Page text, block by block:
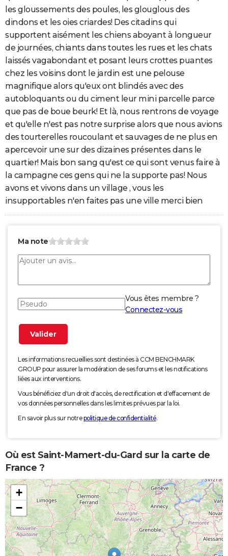
les gloussements des poules, les glouglous des
dindons et les oies criardes! Des citadins qui
supportent aisément les chiens aboyant à longueur
de journées, chiants dans toutes les rues et les chats
laissés vagabondant et posant leurs crottes puantes
chez les voisins dont le jardin est une pelouse
magnifique alors qu'eux ont blindés avec des
autobloquants ou du ciment leur mini parcelle parce
que pas de boue beurk! Et là, nous rentrons de voyage
et qu'elle n'est pas notre surprise alors que nous avions
des tourterelles roucoulant et sauvages de ne plus en
apercevoir une sur des dizaines présentes dans le
quartier! Mais bon sang qu'est ce qui sont venus faire à
la campagne ces gens qui ne la supporte pas! Nous
avons et vivons dans un village , vous les
insupportables n'en faites pas une ville merci bien
Ma note
Vous êtes membre ?
Connectez-vous
Les informations recueillies sont destinées à CCM BENCHMARK
GROUP pour assurer la modération de ses forums et les notifications
liées aux interventions.
Vous bénéficiez d'un droit d'accès, de rectification et d'effacement de
vos données personnelles dans les limites prévues par la loi.
En savoir plus sur notrepolitique de confidentialité.
Où est Saint-Mamert-du-Gard sur la carte de
France ?
+
−